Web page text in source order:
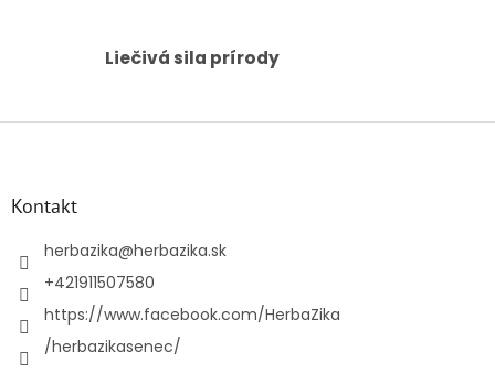
s
Liečivá sila prírody
Kontakt
herbazika@herbazika.sk
+421911507580
https://www.facebook.com/HerbaZika
/herbazikasenec/